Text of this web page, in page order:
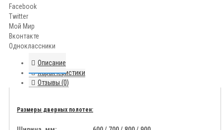
Facebook
Twitter
Мой Мир
Вконтакте
Одноклассники
Описание
Характеристики
Отзывы (0)
Размеры дверных полотен: